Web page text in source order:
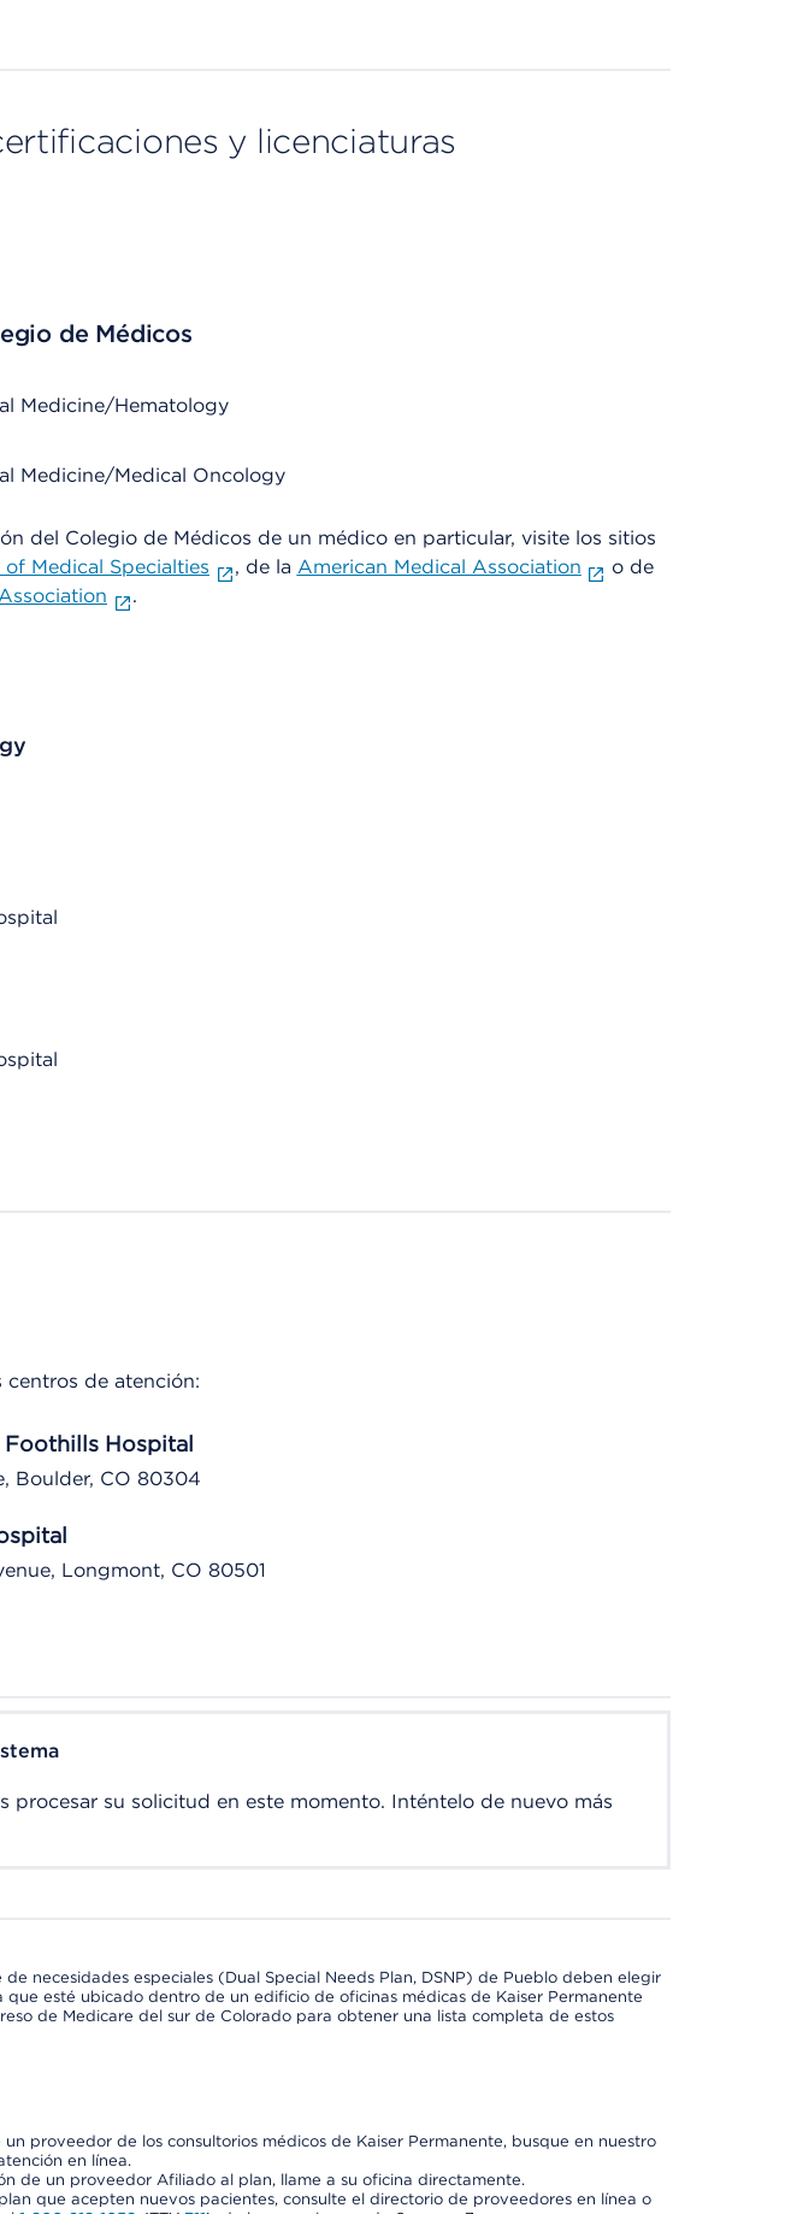
y licenciaturas
de Médicos
Medicine/Hematology
Medicine/Medical Oncology
del Colegio de Médicos de un médico en particular, visite los sitios
Medical Specialties , de la American Medical Association
o de
.
centros de atención:
Hospital
Boulder, CO 80304
Longmont, CO 80501
procesar su solicitud en este momento. Inténtelo de nuevo más
necesidades especiales (Dual Special Needs Plan, DSNP) de Pueblo deben elegir
esté ubicado dentro de un edificio de oficinas médicas de Kaiser Permanente
de Medicare del sur de Colorado para obtener una lista completa de estos
proveedor de los consultorios médicos de Kaiser Permanente, busque en nuestro
en línea.
de un proveedor Afiliado al plan, llame a su oficina directamente.
que acepten nuevos pacientes, consulte el directorio de proveedores en línea o